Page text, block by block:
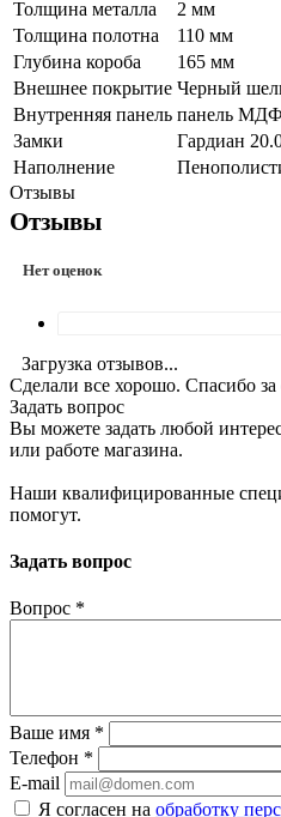
Толщина металла
2 мм
Толщина полотна
110 мм
Глубина короба
165 мм
Внешнее покрытие Черный
Внутренняя панель панель
Замки
Гардиан
Наполнение
Отзывы
Отзывы
Нет оценок
Загрузка отзывов...
Сделали все хорошо. Спасибо за
Задать вопрос
Вы можете задать любой
или работе магазина.
Наши квалифицированные
помогут.
Задать вопрос
Вопрос *
Ваше имя *
Телефон *
E-mail
Я согласен на обработку